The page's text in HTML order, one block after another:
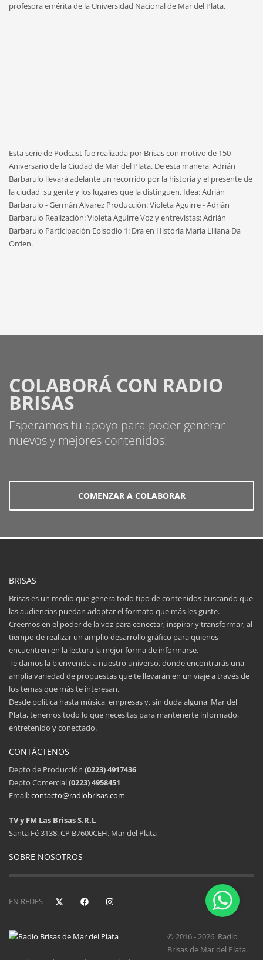
profesora emérita de la Universidad Nacional de Mar del Plata.
Esta serie de Podcast fue realizada por Brisas con motivo de 150
Aniversario de la Ciudad de Mar del Plata. De esta manera, Adrián
Barbarulo llevará adelante un recorrido por la historia y el presente de
la ciudad, su gente y los lugares que la distinguen. Idea: Adrián
Barbarulo - Germán Alvarez Producción: Violeta Aguirre - Adrián
Barbarulo Realización: Violeta Aguirre Voz y entrevistas: Adrián
Barbarulo Participación Episodio 1: Dra en Historia María Liliana Da
Orden.
COLABORÁ CON RADIO
BRISAS
Esperamos tu apoyo para poder generar
nuevos y mejores contenidos!
COMENZAR A COLABORAR
BRISAS
Brisas es un medio que genera todo tipo de contenidos buscando que
las audiencias puedan adoptar el formato que más les guste.
Creemos en el poder de la voz para conectar, inspirar y transformar, al
tiempo de realizar un amplio desarrollo gráfico para quienes
encuentren en la lectura la mejor forma de informarse.
Te damos la bienvenida a nuestro universo, donde encontrarás una
amplia variedad de propuestas que te llevarán en un viaje a través de
los temas que más te interesan.
Desde política hasta música, empresas y, sin duda alguna, Mar del
Plata, tenemos todo lo que necesitas para mantenerte informado,
entretenido y conectado.
CONTÁCTENOS
Depto de Producción (0223) 4917436
Depto Comercial(0223) 4958451
Email:contacto@radiobrisas.com
TV y FM Las Brisas S.R.L
Santa Fé 3138. CP B7600CEH. Mar del Plata
SOBRE NOSOTROS
EN REDES
© 2016 - 2026. Radio
Brisas de Mar del Plata.